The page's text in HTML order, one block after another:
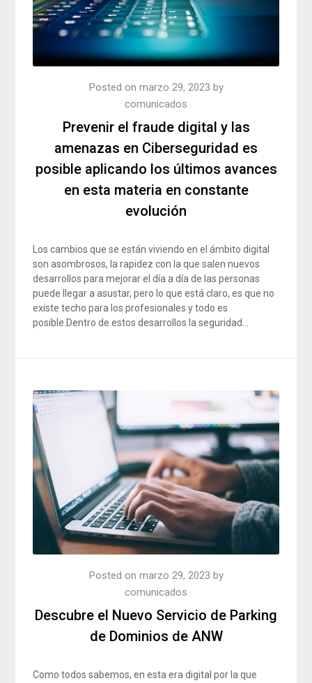
Prevenir el fraude digital y las
amenazas en Ciberseguridad es
posible aplicando los últimos avances
en esta materia en constante
evolución
Posted on marzo 29, 2023 by
comunicados
Los cambios que se están viviendo en el ámbito digital
son asombrosos, la rapidez con la que salen nuevos
desarrollos para mejorar el día a día de las personas
puede llegar a asustar, pero lo que está claro, es que no
existe techo para los profesionales y todo es
posible.Dentro de estos desarrollos la seguridad…
Descubre el Nuevo Servicio de Parking
de Dominios de ANW
Posted on marzo 29, 2023 by
comunicados
Como todos sabemos, en esta era digital por la que